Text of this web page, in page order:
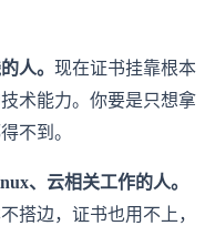
人。 现在证书挂靠根本
术能力。你要是只想拿
不到。
、云相关工作的人。
搭边，证书也用不上，